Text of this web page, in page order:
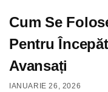
Cum Se
Pentru
Avansați
IANUARIE 26, 2026